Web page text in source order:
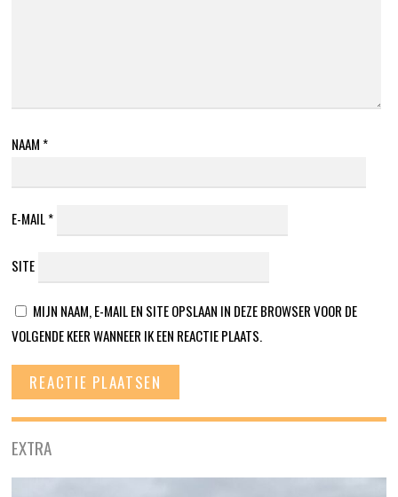
NAAM *
E-MAIL*
SITE
MIJN NAAM, E-MAIL EN SITE OPSLAAN IN DEZE BROWSER VOOR DE
VOLGENDE KEER WANNEER IK EEN REACTIE PLAATS.
EXTRA